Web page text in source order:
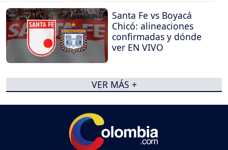
Santa Fe vs Boyacá
Chicó: alineaciones
confirmadas y dónde
ver EN VIVO
VER MÁS +